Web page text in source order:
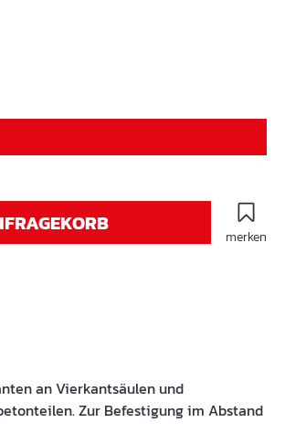
merken
an Vierkantsäulen und
Zur Befestigung im Abstand